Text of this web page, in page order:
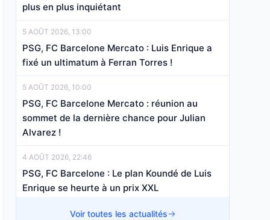
plus en plus inquiétant
5 AOÛT 2026, 13:00
PSG, FC Barcelone Mercato : Luis Enrique a
fixé un ultimatum à Ferran Torres !
5 AOÛT 2026, 10:00
PSG, FC Barcelone Mercato : réunion au
sommet de la dernière chance pour Julian
Alvarez !
4 AOÛT 2026, 22:46
PSG, FC Barcelone : Le plan Koundé de Luis
Enrique se heurte à un prix XXL
4 AOÛT 2026, 17:41Voir toutes les actualités